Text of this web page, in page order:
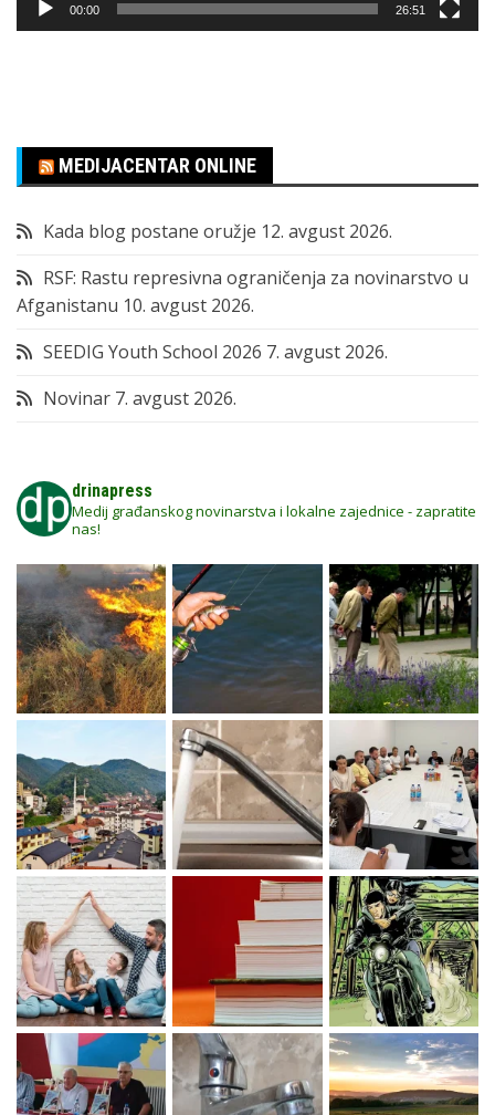
00:00 26:51
MEDIJACENTAR ONLINE
Kada blog postane oružje 12. avgust 2026.
RSF: Rastu represivna ograničenja za novinarstvo u
Afganistanu 10. avgust 2026.
SEEDIG Youth School 2026 7. avgust 2026.
Novinar 7. avgust 2026.
drinapress
Medij građanskog novinarstva i lokalne zajednice - zapratite
nas!